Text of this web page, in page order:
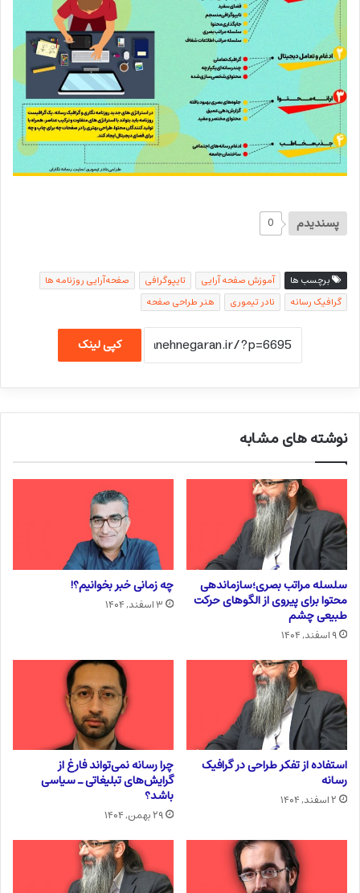
پسندیدم 0
برچسب ها آموزش صفحه آرایی تایپوگرافی
صفحه‌آرایی روزنامه ها
گرافیک رسانه
نادر تیموری هنر طراحی صفحه
کپی لینک
نوشته های مشابه
سلسله مراتب بصری؛سازماندهی
محتوا برای پیروی از الگوهای حرکت
طبیعی چشم
۹ اسفند, ۱۴۰۴
چه زمانی خبر بخوانیم؟!
۳ اسفند, ۱۴۰۴
استفاده از تفکر طراحی در گرافیک
رسانه
۲ اسفند, ۱۴۰۴
چرا رسانه نمی‌تواند فارغ از
گرایش‌های تبلیغاتی ـ سیاسی
باشد؟
۲۹ بهمن, ۱۴۰۴